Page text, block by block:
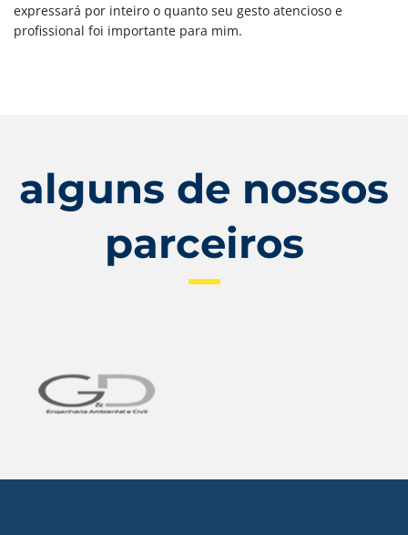
expressará por inteiro o quanto seu gesto atencioso e
profissional foi importante para mim.
alguns de nossos
parceiros